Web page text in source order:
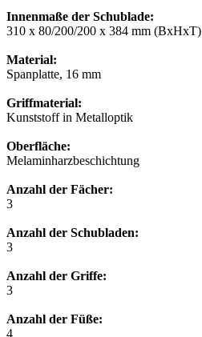
Innenmaße der Schublade:
310 x 80/200/200 x 384 mm (BxHxT)
Material:
Spanplatte, 16 mm
Griffmaterial:
Kunststoff in Metalloptik
Oberfläche:
Melaminharzbeschichtung
Anzahl der Fächer:
3
Anzahl der Schubladen:
3
Anzahl der Griffe:
3
Anzahl der Füße:
4